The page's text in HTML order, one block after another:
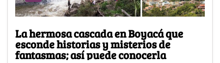
La hermosa cascada en Boyacá que
esconde historias y misterios de
fantasmas; así puede conocerla